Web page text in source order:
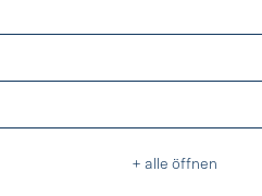
+ alle öffnen